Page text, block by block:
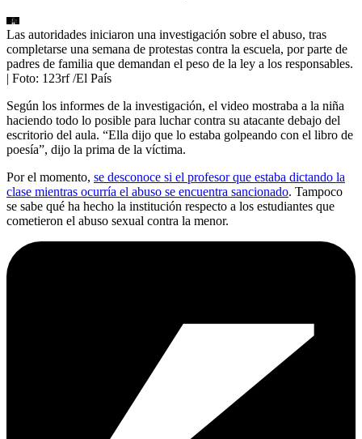
Las autoridades iniciaron una investigación sobre el abuso, tras
completarse una semana de protestas contra la escuela, por parte de
padres de familia que demandan el peso de la ley a los responsables.
| Foto: 123rf /El País
Según los informes de la investigación, el video mostraba a la niña
haciendo todo lo posible para luchar contra su atacante debajo del
escritorio del aula. “Ella dijo que lo estaba golpeando con el libro de
poesía”, dijo la prima de la víctima.
Por el momento, se desconoce si el profesor que estaba dictando la
clase mientras ocurría el abuso se encuentra sancionado. Tampoco
se sabe qué ha hecho la institución respecto a los estudiantes que
cometieron el abuso sexual contra la menor.